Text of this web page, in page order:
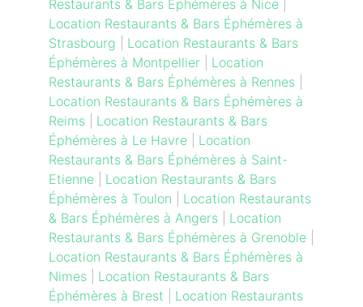
Restaurants & Bars Éphémères à Nice|
Location Restaurants & Bars Éphémères à
Strasbourg
Location Restaurants & Bars
Éphémères à Montpellier| Location
Restaurants & Bars Éphémères à Rennes|
Location Restaurants & Bars Éphémères à
Reims| Location Restaurants & Bars
Éphémères à Le Havre| Location
Restaurants & Bars Éphémères à Saint-
Etienne| Location Restaurants & Bars
Éphémères à Toulon
Location Restaurants
& Bars Éphémères à Angers| Location
Restaurants & Bars Éphémères à Grenoble|
Location Restaurants & Bars Éphémères à
Nimes| Location Restaurants & Bars
Éphémères à Brest
Location Restaurants